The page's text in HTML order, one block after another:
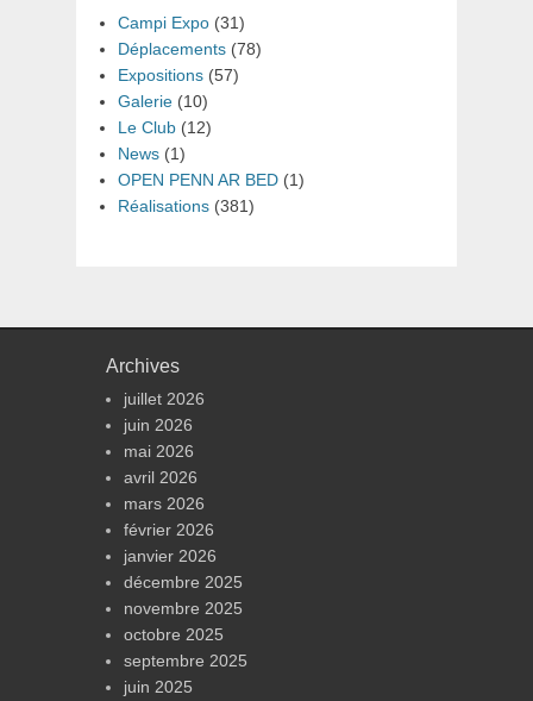
Campi Expo (31)
Déplacements (78)
Expositions (57)
Galerie (10)
Le Club (12)
News (1)
OPEN PENN AR BED (1)
Réalisations (381)
Archives
juillet 2026
juin 2026
mai 2026
avril 2026
mars 2026
février 2026
janvier 2026
décembre 2025
novembre 2025
octobre 2025
septembre 2025
juin 2025